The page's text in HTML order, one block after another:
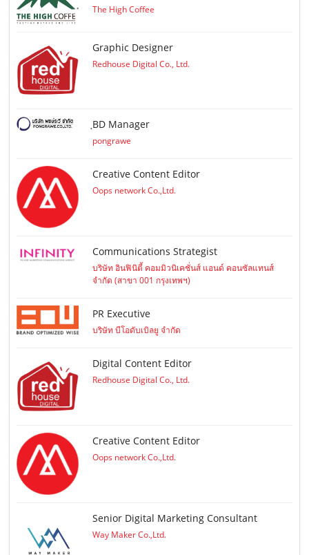
The High Coffee
Graphic Designer
Redhouse Digital Co., Ltd.
ฺBD Manager
pongrawe
Creative Content Editor
Oops network Co.,Ltd.
Communications Strategist
บริษัท อินฟินิตี้ คอมมิวนิเคชั่นส์ แอนด์ คอนซัลแทนส์
จำกัด (สาขา 001 กรุงเทพฯ)
PR Executive
บริษัท บีโอดับเบิลยู จำกัด
Digital Content Editor
Redhouse Digital Co., Ltd.
Creative Content Editor
Oops network Co.,Ltd.
Senior Digital Marketing Consultant
Way Maker Co.,Ltd.